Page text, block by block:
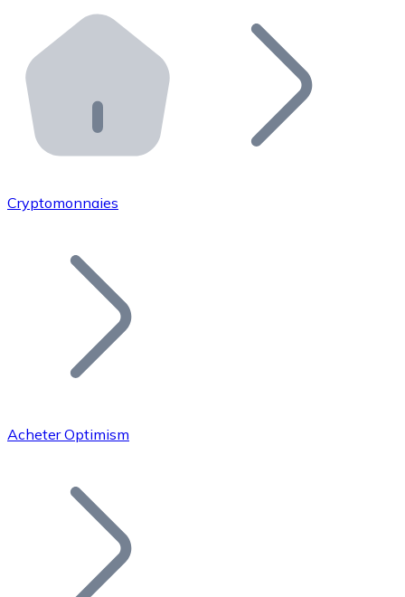
Distributeurs automatiques Bitnovo
Intégrez un ATM Bitnovo dans votre entreprise et
API Bitnovo
Intégrez notre API dans votre écosystème.
Rejoignez notre réseau de distributeurs et
Ajoutez le token de votre projet à notre service
Bitcoin
Cryptomonnaies
Acheter Optimism